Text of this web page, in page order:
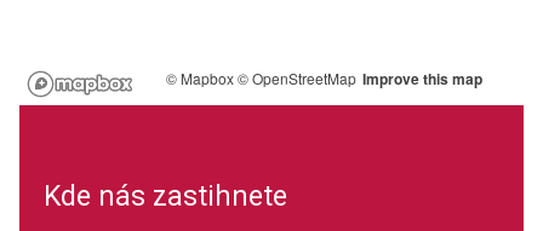
© Mapbox© OpenStreetMap Improve this map
Kde nás zastihnete